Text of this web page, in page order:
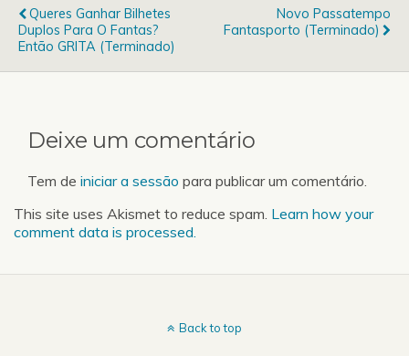
Queres Ganhar Bilhetes
Duplos Para O Fantas?
Então GRITA (Terminado)
Novo Passatempo
Fantasporto (Terminado)
Deixe um comentário
Tem de iniciar a sessão para publicar um comentário.
This site uses Akismet to reduce spam. Learn how your
comment data is processed.
Back to top